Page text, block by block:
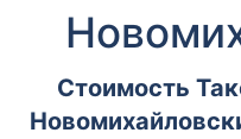
Стоимость